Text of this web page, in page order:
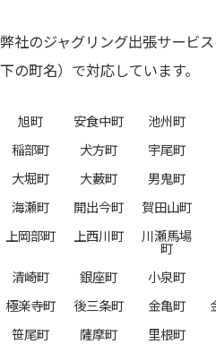
弊社のジャグリング出張サービ
下の町名）で対応しています。
旭町 安食中町 池州町
稲部町
犬方町 宇尾町
大堀町
大藪町 男鬼町
海瀬町
開出今町 賀田山町
上岡部町
上西川町 川瀬馬場
町
清崎町 銀座町 小泉町
極楽寺町
後三条町 金亀町
笹尾町
薩摩町 里根町